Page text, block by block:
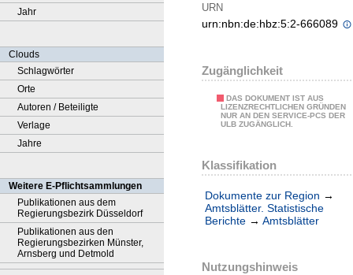
Jahr
Clouds
Schlagwörter
Orte
Autoren / Beteiligte
Verlage
Jahre
Weitere E-Pflichtsammlungen
Publikationen aus dem
Regierungsbezirk Düsseldorf
Publikationen aus den
Regierungsbezirken Münster,
Arnsberg und Detmold
URN
urn:nbn:de:hbz:5:2-666089
Zugänglichkeit
DAS DOKUMENT IST AUS
LIZENZRECHTLICHEN GRÜNDEN
NUR AN DEN SERVICE-PCS DER
ULB ZUGÄNGLICH.
Klassifikation
Dokumente zur Region →
Amtsblätter. Statistische
Berichte → Amtsblätter
Nutzungshinweis